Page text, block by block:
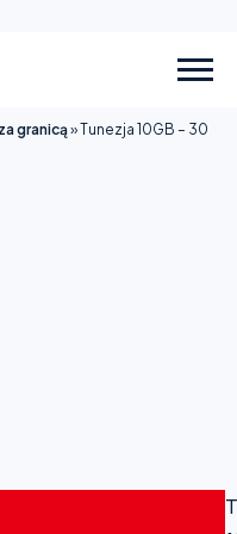
granicą»Tunezja 10GB – 30